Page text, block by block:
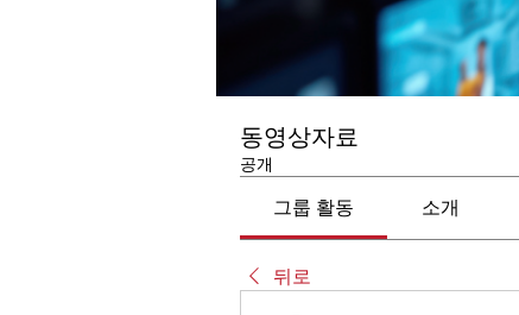
동영상자료
공개
그룹 활동 소개
뒤로